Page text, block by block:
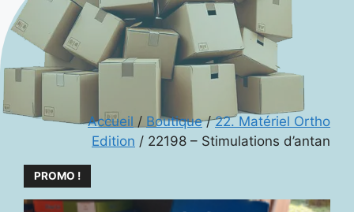
Accueil / Boutique/22. Matériel Ortho
Edition / 22198 – Stimulations d’antan
PROMO !